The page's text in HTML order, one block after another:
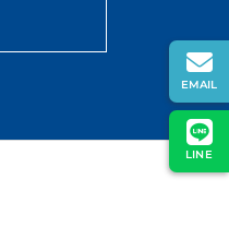
EMAIL
LINE